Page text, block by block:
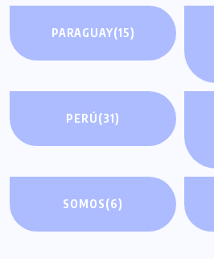
PARAGUAY(15)
PERÚ(31)
SOMOS(6)